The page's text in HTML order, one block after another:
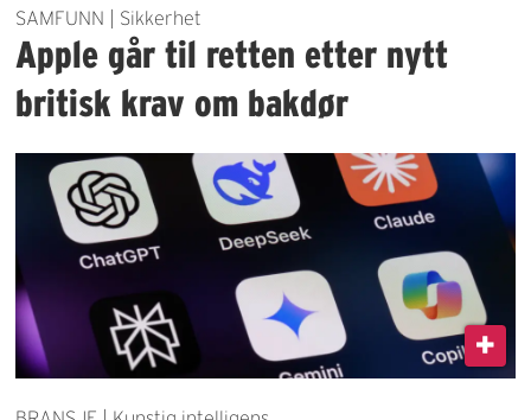
SAMFUNN | Sikkerhet
Apple går til retten etter nytt
britisk krav om bakdør